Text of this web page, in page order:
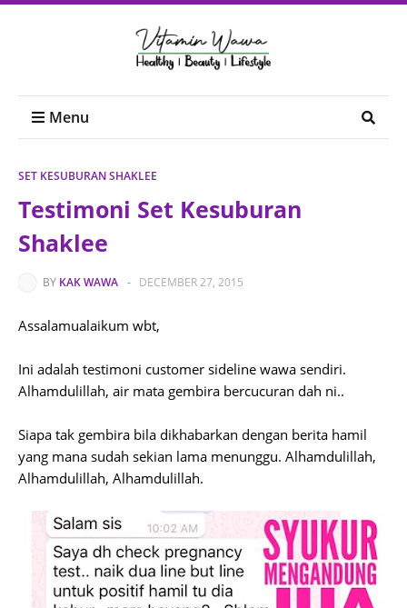
Menu
SET KESUBURAN SHAKLEE
Testimoni Set Kesuburan
Shaklee
BY KAK WAWA - DECEMBER 27, 2015
Assalamualaikum wbt,
Ini adalah testimoni customer sideline wawa sendiri.
Alhamdulillah, air mata gembira bercucuran dah ni..
Siapa tak gembira bila dikhabarkan dengan berita hamil
yang mana sudah sekian lama menunggu. Alhamdulillah,
Alhamdulillah, Alhamdulillah.